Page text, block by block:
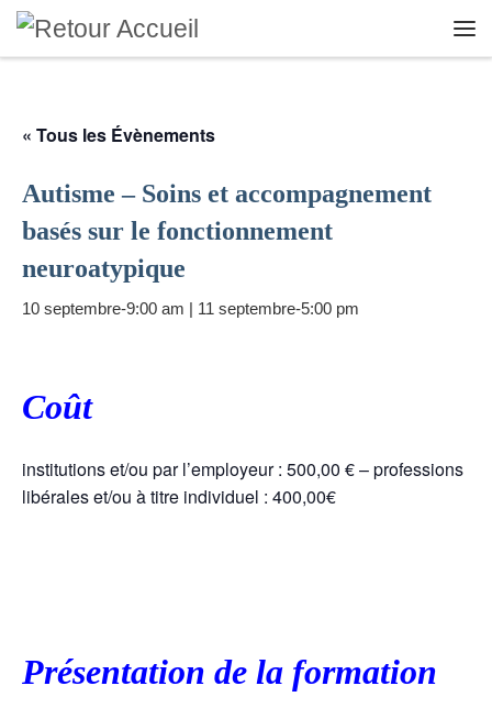
Skip to content
« Tous les Évènements
Autisme – Soins et accompagnement
basés sur le fonctionnement
neuroatypique
10 septembre-9:00 am | 11 septembre-5:00 pm
Coût
institutions et/ou par l’employeur : 500,00 € – professions
libérales et/ou à titre individuel : 400,00€
Présentation de la formation